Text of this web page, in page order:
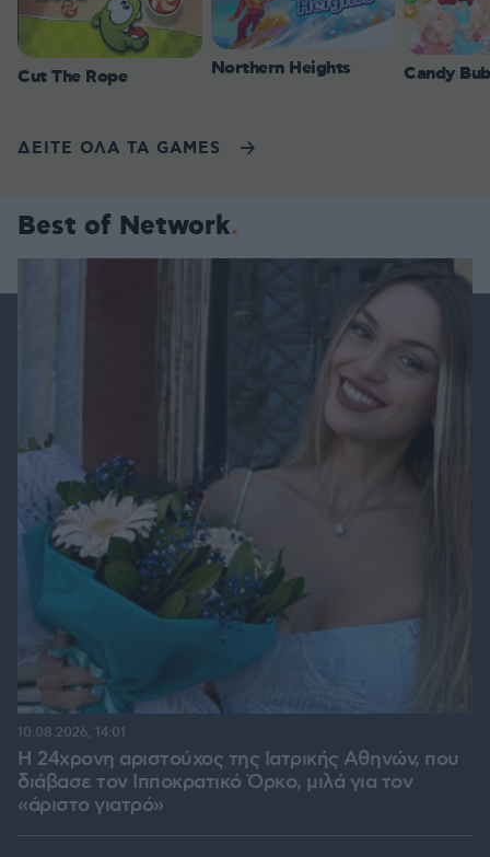
Cut The Rope Northern Heights Candy
ΔΕΙΤΕ ΟΛΑ ΤΑ GAMES
Best of Network
Η 24χρονη αριστούχος της Ιατρικής Αθηνών, που
διάβασε τον Ιπποκρατικό Όρκο, μιλά για τον
«άριστο γιατρό»
10.08.2026, 14:01